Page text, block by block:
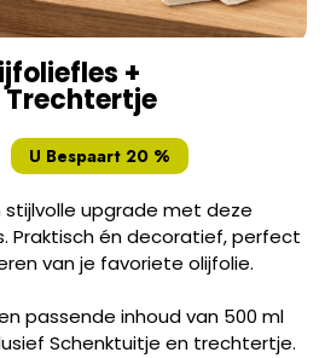
+
U Bespaart 20 %
stijlvolle upgrade met deze
Praktisch én decoratief, perfect
van je favoriete olijfolie.
passende inhoud van 500 ml
Schenktuitje en trechtertje.